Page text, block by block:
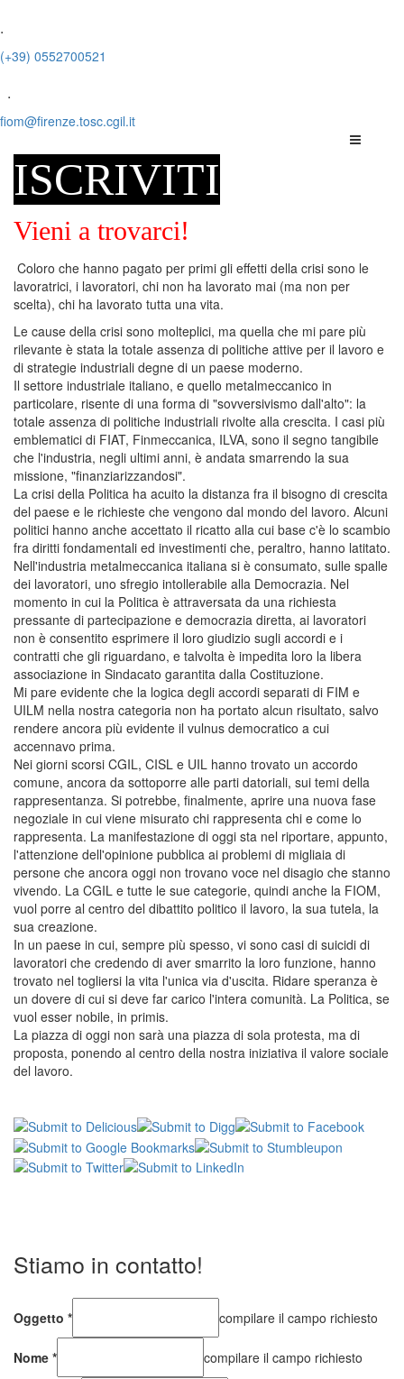
.
(+39) 0552700521
.
fiom@firenze.tosc.cgil.it
ISCRIVITI
Vieni a trovarci!
Coloro che hanno pagato per primi gli effetti della crisi sono le
lavoratrici, i lavoratori, chi non ha lavorato mai (ma non per
scelta), chi ha lavorato tutta una vita.
Le cause della crisi sono molteplici, ma quella che mi pare più
rilevante è stata la totale assenza di politiche attive per il lavoro e
di strategie industriali degne di un paese moderno.
Il settore industriale italiano, e quello metalmeccanico in
particolare, risente di una forma di "sovversivismo dall'alto": la
totale assenza di politiche industriali rivolte alla crescita. I casi più
emblematici di FIAT, Finmeccanica, ILVA, sono il segno tangibile
che l'industria, negli ultimi anni, è andata smarrendo la sua
missione, "finanziarizzandosi".
La crisi della Politica ha acuito la distanza fra il bisogno di crescita
del paese e le richieste che vengono dal mondo del lavoro. Alcuni
politici hanno anche accettato il ricatto alla cui base c'è lo scambio
fra diritti fondamentali ed investimenti che, peraltro, hanno latitato.
Nell'industria metalmeccanica italiana si è consumato, sulle spalle
dei lavoratori, uno sfregio intollerabile alla Democrazia. Nel
momento in cui la Politica è attraversata da una richiesta
pressante di partecipazione e democrazia diretta, ai lavoratori
non è consentito esprimere il loro giudizio sugli accordi e i
contratti che gli riguardano, e talvolta è impedita loro la libera
associazione in Sindacato garantita dalla Costituzione.
Mi pare evidente che la logica degli accordi separati di FIM e
UILM nella nostra categoria non ha portato alcun risultato, salvo
rendere ancora più evidente il vulnus democratico a cui
accennavo prima.
Nei giorni scorsi CGIL, CISL e UIL hanno trovato un accordo
comune, ancora da sottoporre alle parti datoriali, sui temi della
rappresentanza. Si potrebbe, finalmente, aprire una nuova fase
negoziale in cui viene misurato chi rappresenta chi e come lo
rappresenta. La manifestazione di oggi sta nel riportare, appunto,
l'attenzione dell'opinione pubblica ai problemi di migliaia di
persone che ancora oggi non trovano voce nel disagio che stanno
vivendo. La CGIL e tutte le sue categorie, quindi anche la FIOM,
vuol porre al centro del dibattito politico il lavoro, la sua tutela, la
sua creazione.
In un paese in cui, sempre più spesso, vi sono casi di suicidi di
lavoratori che credendo di aver smarrito la loro funzione, hanno
trovato nel togliersi la vita l'unica via d'uscita. Ridare speranza è
un dovere di cui si deve far carico l'intera comunità. La Politica, se
vuol esser nobile, in primis.
La piazza di oggi non sarà una piazza di sola protesta, ma di
proposta, ponendo al centro della nostra iniziativa il valore sociale
del lavoro.
Stiamo in contatto!
Oggetto * compilare il campo richiesto
Nome * compilare il campo richiesto